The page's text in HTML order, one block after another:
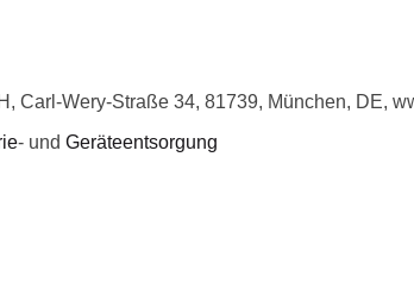
Carl-Wery-Straße 34, 81739, München, DE,
- und Geräteentsorgung